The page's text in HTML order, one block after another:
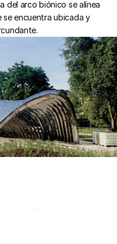
del arco biónico se alínea
se encuentra ubicada y